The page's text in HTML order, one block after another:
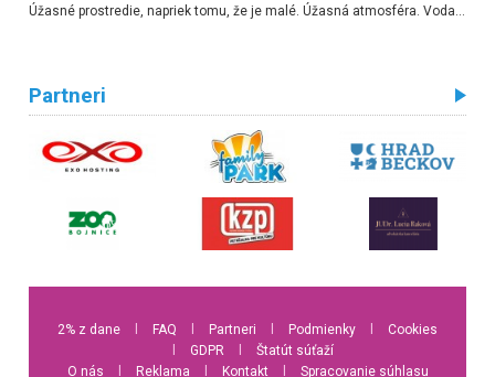
Úžasné prostredie, napriek tomu, že je malé. Úžasná atmosféra. Voda fantastická a nádherná. Ľudí je pomerne veľa, ale su mili a ohľaduplní. Je veľmi zaujímavé sledovať, ako dokážu spolu športovať cudzí ľudia a bez ohľadu na vek. Vládne tu pohoda. Vnuka neviem dostať z vody. Ďakujem za krásny deň . Urcite sa sem vrátim. Jediný problém je s parkovaním, ale aj ten sa mi podarilo vyriešiť. Monika Bratislava
Partneri
2% z dane FAQ Partneri Podmienky
Cookies
GDPR
Štatút súťaží
O nás
Reklama Kontakt Spracovanie súhlasu